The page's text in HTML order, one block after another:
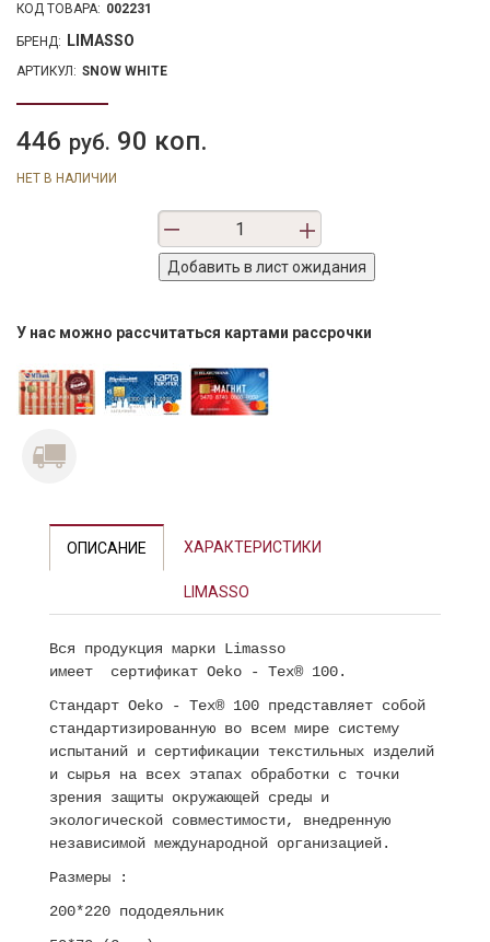
КОД ТОВАРА: 002231
БРЕНД: LIMASSO
АРТИКУЛ: SNOW WHITE
446 руб. 90 коп.
НЕТ В НАЛИЧИИ
У нас можно рассчитаться картами рассрочки
ОПИСАНИЕ ХАРАКТЕРИСТИКИ
LIMASSO
Вся продукция марки Limasso
имеет сертификат Oeko - Tex® 100.
Стандарт Oeko - Tex® 100 представляет собой
стандартизированную во всем мире систему
испытаний и сертификации текстильных изделий
и сырья на всех этапах обработки с точки
зрения защиты окружающей среды и
экологической совместимости, внедренную
независимой международной организацией.
Размеры :
200*220 пододеяльник